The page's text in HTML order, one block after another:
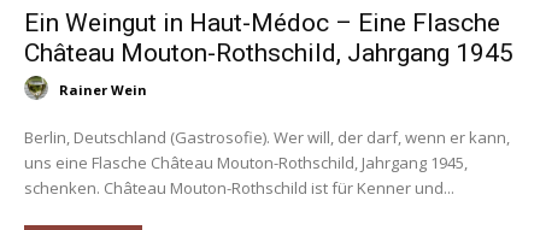
Ein Weingut in Haut-Médoc – Eine Flasche
Château Mouton-Rothschild, Jahrgang 1945
Rainer Wein
Berlin, Deutschland (Gastrosofie). Wer will, der darf, wenn er kann,
uns eine Flasche Château Mouton-Rothschild, Jahrgang 1945,
schenken. Château Mouton-Rothschild ist für Kenner und...